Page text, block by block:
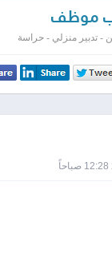
موظف
- تدبير منزلي - حراسة